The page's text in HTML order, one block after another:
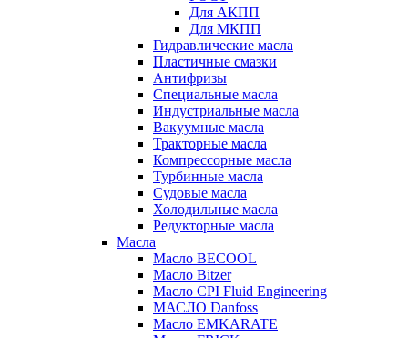
Для АКПП
Для МКПП
Гидравлические масла
Пластичные смазки
Антифризы
Специальные масла
Индустриальные масла
Вакуумные масла
Тракторные масла
Компрессорные масла
Турбинные масла
Судовые масла
Холодильные масла
Редукторные масла
Масла
Масло BECOOL
Масло Bitzer
Масло CPI Fluid Engineering
МАСЛО Danfoss
Масло EMKARATE